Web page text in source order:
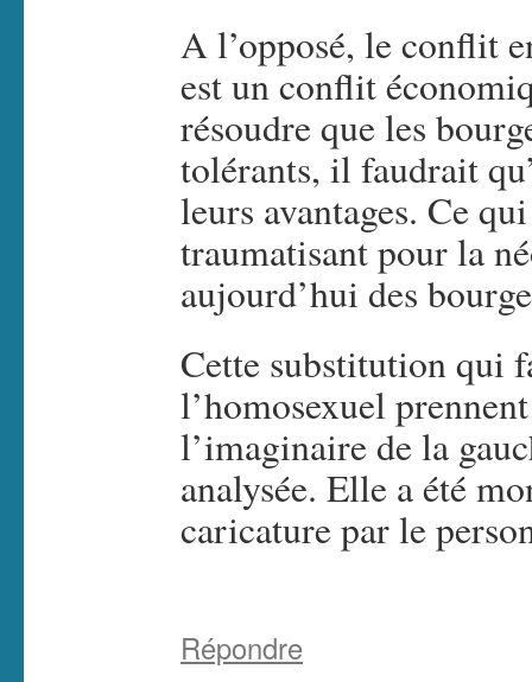
A l’opposé, le conflit
est un conflit
résoudre que les
tolérants, il faudrait
leurs avantages. Ce
traumatisant pour la
aujourd’hui des
Cette substitution qui
l’homosexuel
l’imaginaire de la
analysée. Elle a été
caricature par le
Répondre